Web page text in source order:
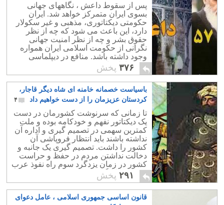
پس از سقوط داعش ، نگاههای جهانی
بسوی ایران متمرکز خواهد شد. ایران
حکومتی دیکتاتوری، مذهبی و غیر سکولار
دارد، این باعث می شود که چه از نظر
حقوق بشر و چه از نظر امنیت جهانی
نگرانی از حکومت اسلامی ایران همواره
وجود داشته باشد. منافع در دیپلماسی
حرف اول را می زند و بعید نیست که
روسیه بخاطر منافعی که در غرب و امریکا
دارد دست از حمایت از ایران بردارد و
فشارها برای پایان نظام ولایت فقیه بیش
از پیش گردد. فشارهایی که چند سال پیش
مجبور شده است مخالفان خود را به
رسمیت بشناسد و در کنفرانس برلین
نماینده اسد در کنار مخالفان پای یک میز
مذاکره بنشیند.
۳۷۶ پخش
باسیاست خصمانه خامنه ای شاه دیگر قاجار،
کردستان عزیزمان را از دست خواهیم داد
۴
تا زمانی که سرنوشت کشورمان در دست
یک دیکتاتور نفهم و خودکامه بوده و ملت
کمترین سهمی در تصمیم گیری و اداره آن
نداشته باشند باید انتظار فروپاشی آن
کشور را داشت. تصمیم گیری یک جانبه و
دخالت نداشتن مردم در حفظ و حراست
کشور در زمان یزدگرد سوم راه نفوذ عرب
وحشی بیابانگردبه درون مرزهای ایران را
بازکرد.
۲۹۱ پخش
قانون اساسی جمهوری اسلامی ، عامل دعوای